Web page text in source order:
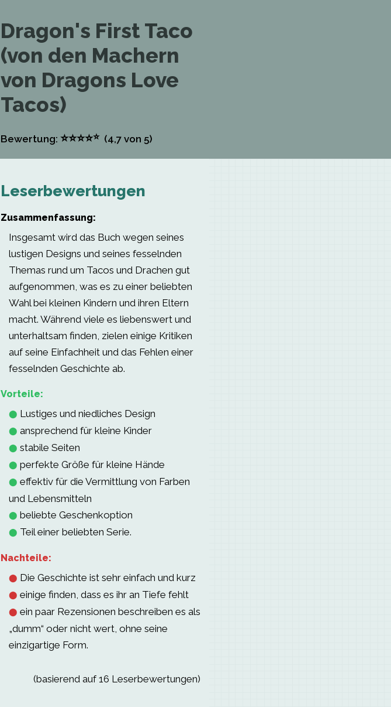
Dragon's First Taco
(von den Machern
von Dragons Love
Tacos)
Bewertung: ⭐⭐⭐⭐⭐(4,7 von 5)
Leserbewertungen
Zusammenfassung:
Insgesamt wird das Buch wegen seines
lustigen Designs und seines fesselnden
Themas rund um Tacos und Drachen gut
aufgenommen, was es zu einer beliebten
Wahl bei kleinen Kindern und ihren Eltern
macht. Während viele es liebenswert und
unterhaltsam finden, zielen einige Kritiken
auf seine Einfachheit und das Fehlen einer
fesselnden Geschichte ab.
Vorteile:
⬤ Lustiges und niedliches Design
⬤ ansprechend für kleine Kinder
⬤ stabile Seiten
⬤ perfekte Größe für kleine Hände
⬤ effektiv für die Vermittlung von Farben
und Lebensmitteln
⬤ beliebte Geschenkoption
⬤ Teil einer beliebten Serie.
Nachteile:
⬤ Die Geschichte ist sehr einfach und kurz
⬤ einige finden, dass es ihr an Tiefe fehlt
⬤ ein paar Rezensionen beschreiben es als
„dumm“ oder nicht wert, ohne seine
einzigartige Form.
(basierend auf 16 Leserbewertungen)